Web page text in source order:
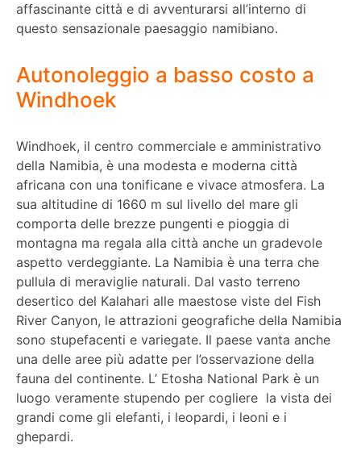
affascinante città e di avventurarsi all’interno di
questo sensazionale paesaggio namibiano.
Autonoleggio a basso costo a
Windhoek
Windhoek, il centro commerciale e amministrativo
della Namibia, è una modesta e moderna città
africana con una tonificane e vivace atmosfera. La
sua altitudine di 1660 m sul livello del mare gli
comporta delle brezze pungenti e pioggia di
montagna ma regala alla città anche un gradevole
aspetto verdeggiante. La Namibia è una terra che
pullula di meraviglie naturali. Dal vasto terreno
desertico del Kalahari alle maestose viste del Fish
River Canyon, le attrazioni geografiche della Namibia
sono stupefacenti e variegate. Il paese vanta anche
una delle aree più adatte per l’osservazione della
fauna del continente. L’ Etosha National Park è un
luogo veramente stupendo per cogliere la vista dei
grandi come gli elefanti, i leopardi, i leoni e i
ghepardi.